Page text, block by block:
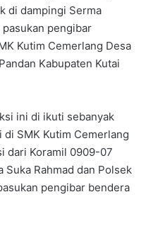
di dampingi Serma
pengibar
Kutim Cemerlang Desa
Kabupaten Kutai
ini di ikuti sebanyak
SMK Kutim Cemerlang
dari Koramil 0909-07
Rahmad dan Polsek
pengibar bendera